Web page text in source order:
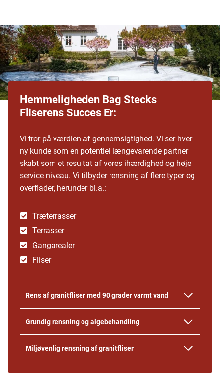
Hemmeligheden Bag Stecks
Fliserens Succes Er:
Vi tror på værdien af gennemsigtighed. Vi ser hver
ny kunde som en potentiel længevarende partner
skabt som et resultat af vores ihærdighed og høje
service niveau. Vi tilbyder rensning af flere typer og
overflader, herunder bl.a.:
Træterrasser
Terrasser
Gangarealer
Fliser
Rens af granitfliser med 90 grader varmt vand
Grundig rensning og algebehandling
Miljøvenlig rensning af granitfliser